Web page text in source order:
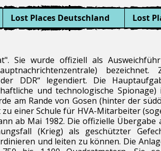
Lost Places Deutschland Lost
Sie wurde offiziell als
DDR“ legendiert. Die
und technologische
am Rande von Gosen (hinter der
einer Schule für HVA-Mitarbeiter
ab Mai 1982. Die offizielle
(Krieg) als geschützter
und leiten zu können. Die